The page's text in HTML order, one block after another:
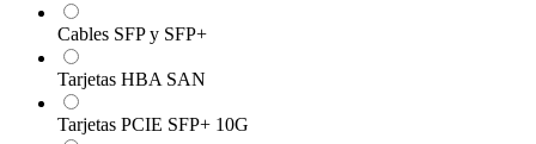
Cables SFP y SFP+
Tarjetas HBA SAN
Tarjetas PCIE SFP+ 10G